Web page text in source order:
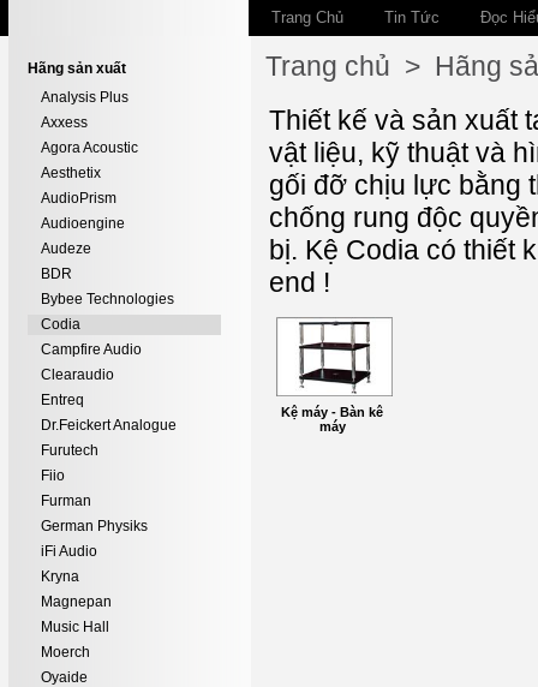
Trang Chủ Tin Tức Đọc
Hãng sản xuất
Analysis Plus
Axxess
Agora Acoustic
Aesthetix
AudioPrism
Audioengine
Audeze
BDR
Bybee Technologies
Codia
Campfire Audio
Clearaudio
Entreq
Dr.Feickert Analogue
Furutech
Fiio
Furman
German Physiks
iFi Audio
Kryna
Magnepan
Music Hall
Moerch
Oyaide
Trang chủ > Hãng
Thiết kế và sản xuất
vật liệu, kỹ thuật và
gối đỡ chịu lực bằng
chống rung độc
bị. Kệ Codia có thiết
end !
Kệ máy - Bàn kê
máy